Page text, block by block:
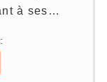
à ses…